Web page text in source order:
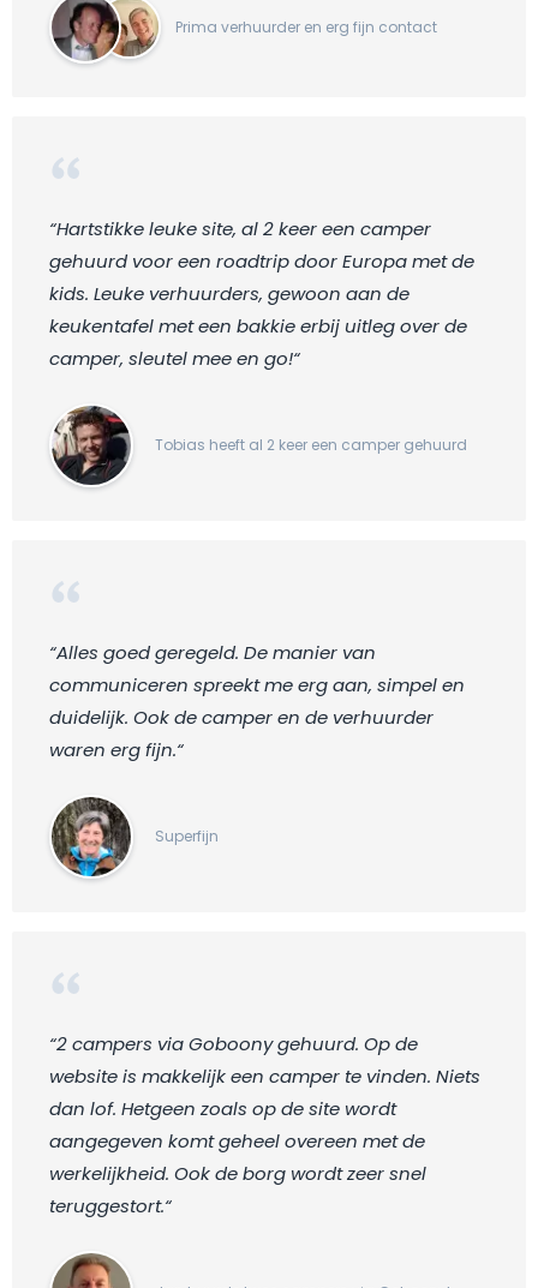
Prima verhuurder en erg fijn contact
“Hartstikke leuke site, al 2 keer een camper
gehuurd voor een roadtrip door Europa met de
kids. Leuke verhuurders, gewoon aan de
keukentafel met een bakkie erbij uitleg over de
camper, sleutel mee en go!“
Tobias heeft al 2 keer een camper gehuurd
“Alles goed geregeld. De manier van
communiceren spreekt me erg aan, simpel en
duidelijk. Ook de camper en de verhuurder
waren erg fijn.“
Superfijn
“2 campers via Goboony gehuurd. Op de
website is makkelijk een camper te vinden. Niets
dan lof. Hetgeen zoals op de site wordt
aangegeven komt geheel overeen met de
werkelijkheid. Ook de borg wordt zeer snel
teruggestort.“